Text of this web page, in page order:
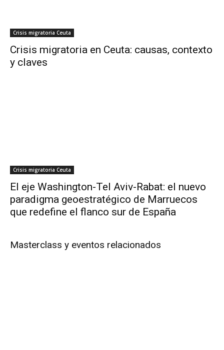
Crisis migratoria Ceuta
Crisis migratoria en Ceuta: causas, contexto
y claves
Crisis migratoria Ceuta
El eje Washington-Tel Aviv-Rabat: el nuevo
paradigma geoestratégico de Marruecos
que redefine el flanco sur de España
Masterclass y eventos relacionados